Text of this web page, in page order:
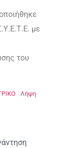
με
του
Λήψη